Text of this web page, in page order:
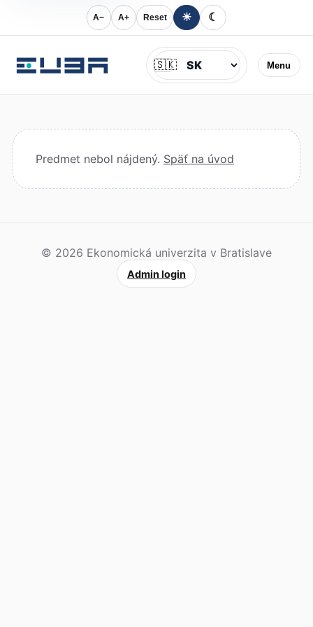
A− A+ Reset ☀ ☾
Menu
Jazyk
🇸🇰
Predmet nebol nájdený. Späť na úvod
© 2026 Ekonomická univerzita v Bratislave
Admin login